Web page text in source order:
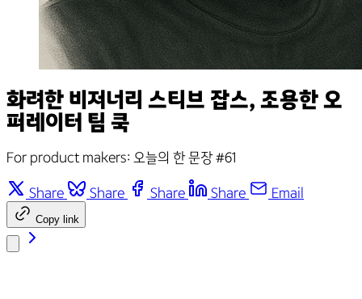
화려한 비저너리 스티브 잡스, 조용한 오
퍼레이터 팀 쿡
For product makers: 오늘의 한 문장 #61
Share Share Share Share Email
Copy link